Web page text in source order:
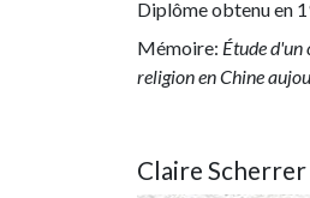
Diplôme obtenu en
Mémoire: Étude d'un
religion en Chine
Claire Scherrer